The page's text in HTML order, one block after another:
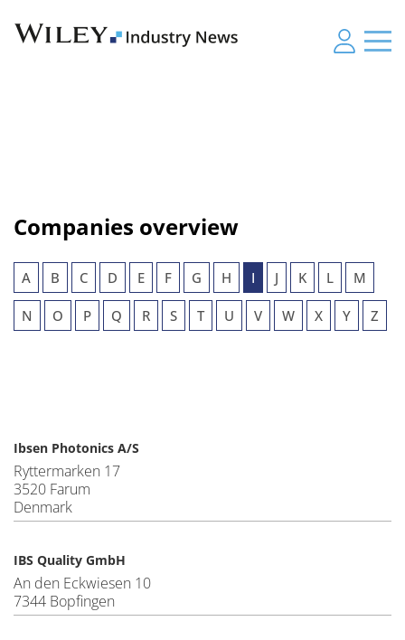
Companies overview
A B C D E F G H I J K L M
N O P Q R S T U V W X Y Z
Ibsen Photonics A/S
Ryttermarken 17
3520 Farum
Denmark
IBS Quality GmbH
An den Eckwiesen 10
7344 Bopfingen